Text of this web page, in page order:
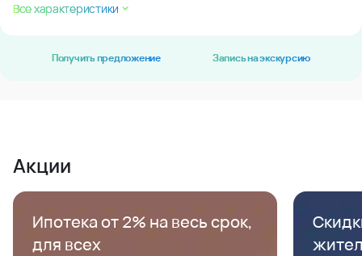
Все характеристики
Получить предложение Запись на экскурсию
Акции
Ипотека от 2% на весь срок,
для всех